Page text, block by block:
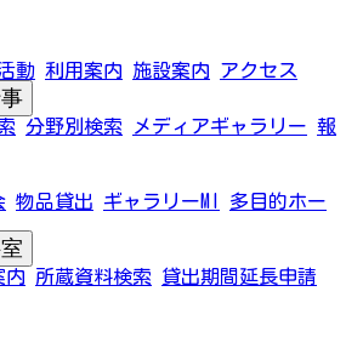
動 利用案内 施設案内 アクセス
分野別検索 メディアギャラリー 報
物品貸出 ギャラリーMI
多目的ホー
内 所蔵資料検索
貸出期間延長申請